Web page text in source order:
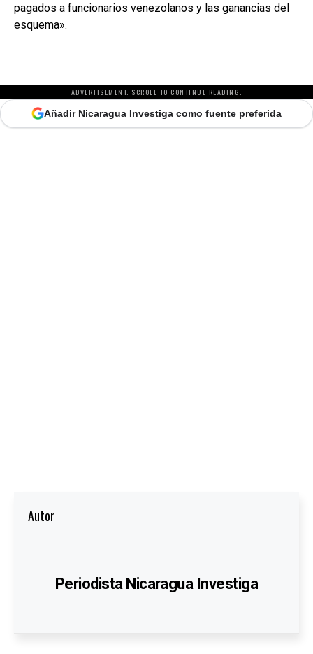
pagados a funcionarios venezolanos y las ganancias del
esquema».
ADVERTISEMENT. SCROLL TO CONTINUE READING.
Añadir Nicaragua Investiga como fuente preferida
Autor
Periodista Nicaragua Investiga